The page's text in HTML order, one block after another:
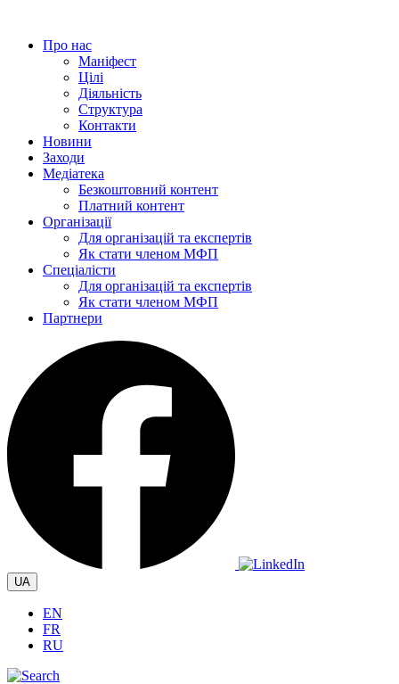
вмістуПро нас
Маніфест
Цілі
Діяльність
Структура
Контакти
Новини
Заходи
Медіатека
Безкоштовний контент
Платний контент
Організації
Для організацій та експертів
Як стати членом МФП
Спеціалісти
Для організацій та експертів
Як стати членом МФП
Партнери
UA
EN
FR
RU